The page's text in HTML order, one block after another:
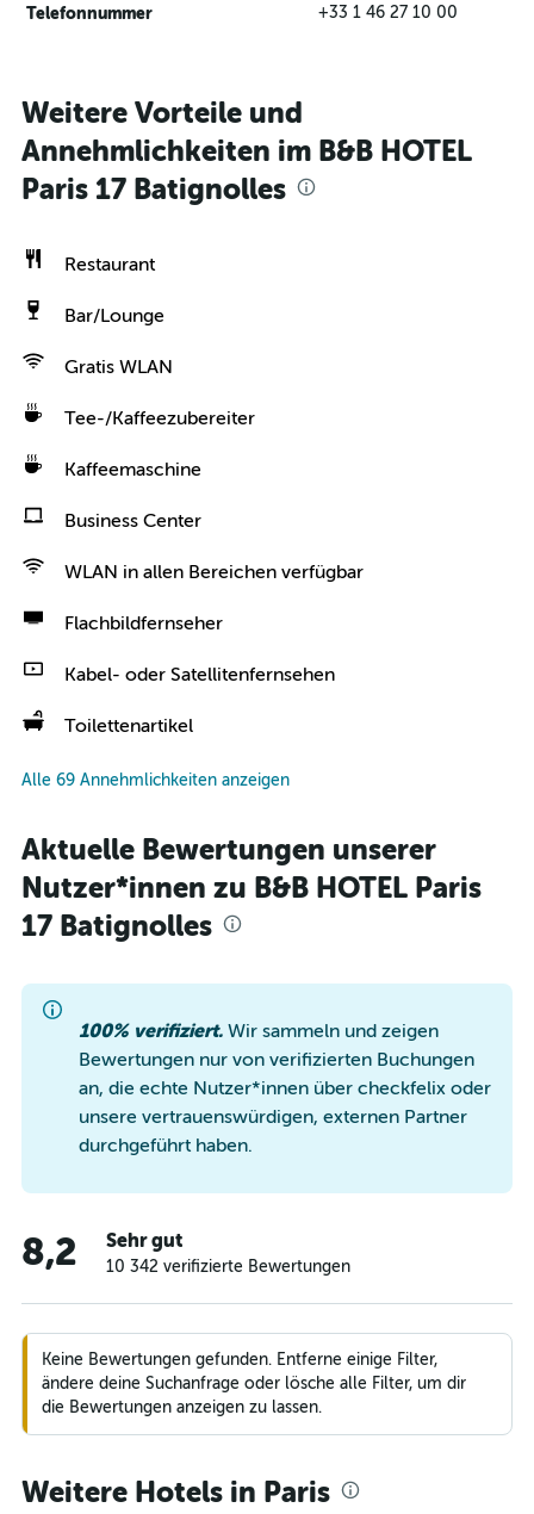
Telefonnummer +33 1 46 27 10 00
Weitere Vorteile und
Annehmlichkeiten im B&B HOTEL
Paris 17 Batignolles
Restaurant
Bar/Lounge
Gratis WLAN
Tee-/Kaffeezubereiter
Kaffeemaschine
Business Center
WLAN in allen Bereichen verfügbar
Flachbildfernseher
Kabel- oder Satellitenfernsehen
Toilettenartikel
Alle 69 Annehmlichkeiten anzeigen
Aktuelle Bewertungen unserer
Nutzer*innen zu B&B HOTEL Paris
17 Batignolles
100% verifiziert. Wir sammeln und zeigen
Bewertungen nur von verifizierten Buchungen
an, die echte Nutzer*innen über checkfelix oder
unsere vertrauenswürdigen, externen Partner
durchgeführt haben.
8,2 Sehr gut
10 342 verifizierte Bewertungen
Keine Bewertungen gefunden. Entferne einige Filter,
ändere deine Suchanfrage oder lösche alle Filter, um dir
die Bewertungen anzeigen zu lassen.
Weitere Hotels in Paris